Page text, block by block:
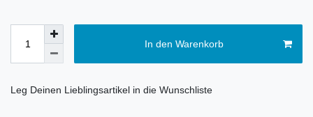
In den Warenkorb
Leg Deinen Lieblingsartikel in die Wunschliste